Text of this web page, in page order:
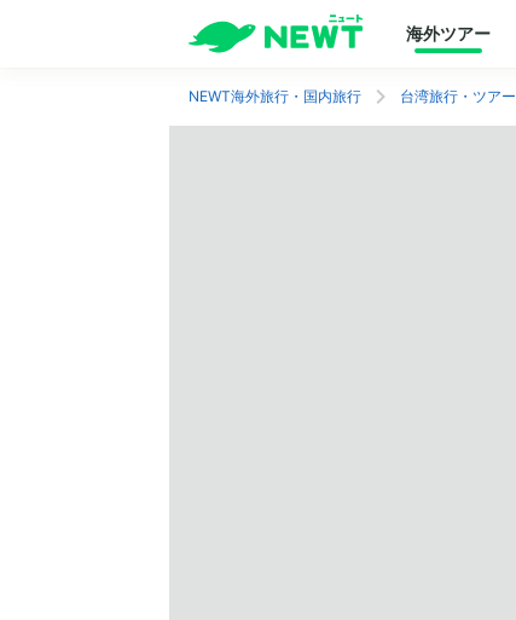
海外ツアー
NEWT海外旅行・国内旅行 台湾旅行・ツアー